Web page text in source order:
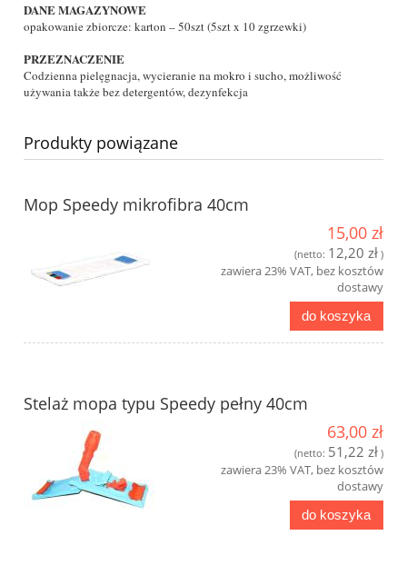
DANE MAGAZYNOWE
opakowanie zbiorcze: karton – 50szt (5szt x 10 zgrzewki)
PRZEZNACZENIE
Codzienna pielęgnacja, wycieranie na mokro i sucho, możliwość
używania także bez detergentów, dezynfekcja
Produkty powiązane
Mop Speedy mikrofibra 40cm
15,00 zł
(netto: 12,20 zł )
zawiera 23% VAT, bez kosztów
dostawy
do koszyka
Stelaż mopa typu Speedy pełny 40cm
63,00 zł
(netto: 51,22 zł )
zawiera 23% VAT, bez kosztów
dostawy
do koszyka